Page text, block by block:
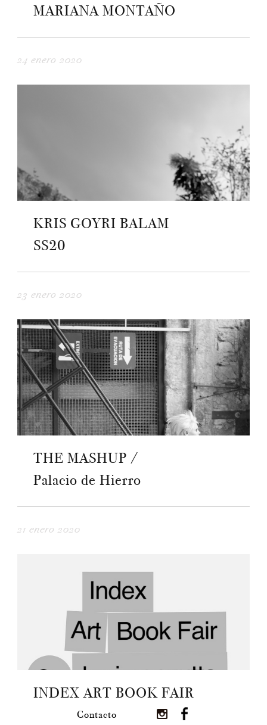
Contacto
MARIANA MONTAÑO
24 enero 2020
KRIS GOYRI BALAM
SS20
23 enero 2020
THE MASHUP /
Palacio de Hierro
21 enero 2020
INDEX ART BOOK FAIR